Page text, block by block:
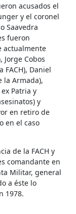
acusados el
y el coronel
Saavedra
fueron
actualmente
Cobos
FACH), Daniel
la Armada),
ex Patria y
y
en retiro de
en el caso
de la FACH y
comandante en
Militar, general
a éste lo
1978.